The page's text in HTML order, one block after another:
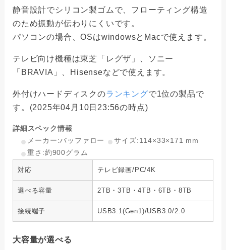
静音設計でシリコン製ゴムで、フローティング構造
のため振動が伝わりにくいです。
パソコンの場合、OSはwindowsとMacで使えます。
テレビ向け機種は東芝「レグザ」、ソニー
「BRAVIA」、Hisenseなどで使えます。
外付けハードディスクのランキングで1位の製品で
す。(2025年04月10日23:56の時点)
詳細スペック情報
メーカー:バッファロー
サイズ:114×33×171 mm
重さ:約900グラム
対応 テレビ録画/PC/4K
選べる容量 2TB・3TB・4TB・6TB・8TB
接続端子 USB3.1(Gen1)/USB3.0/2.0
大容量が選べる